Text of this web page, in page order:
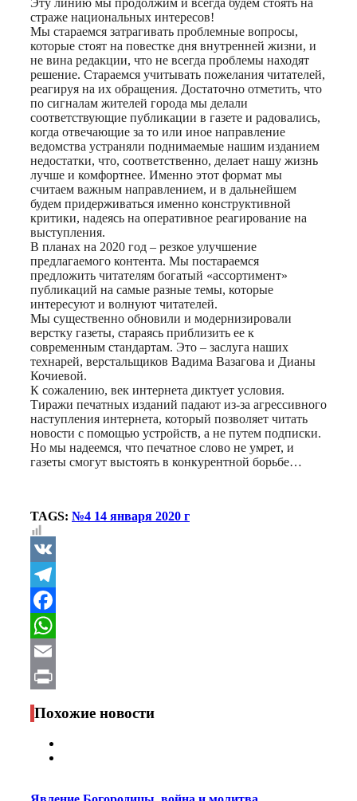
страже национальных интересов!
Мы стараемся затрагивать проблемные вопросы,
которые стоят на повестке дня внутренней жизни, и
не вина редакции, что не всегда проблемы находят
решение. Стараемся учитывать пожелания читателей,
реагируя на их обращения. Достаточно отметить, что
по сигналам жителей города мы делали
соответствующие публикации в газете и радовались,
когда отвечающие за то или иное направление
ведомства устраняли поднимаемые нашим изданием
недостатки, что, соответственно, делает нашу жизнь
лучше и комфортнее. Именно этот формат мы
считаем важным направлением, и в дальнейшем
будем придерживаться именно конструктивной
критики, надеясь на оперативное реагирование на
выступления.
В планах на 2020 год – резкое улучшение
предлагаемого контента. Мы постараемся
предложить читателям богатый «ассортимент»
публикаций на самые разные темы, которые
интересуют и волнуют читателей.
Мы существенно обновили и модернизировали
верстку газеты, стараясь приблизить ее к
современным стандартам. Это – заслуга наших
технарей, верстальщиков Вадима Вазагова и Дианы
Кочиевой.
К сожалению, век интернета диктует условия.
Тиражи печатных изданий падают из-за агрессивного
наступления интернета, который позволяет читать
новости с помощью устройств, а не путем подписки.
Но мы надеемся, что печатное слово не умрет, и
газеты смогут выстоять в конкурентной борьбе…
TAGS: №4 14 января 2020 г
VK
Telegram
Facebook
WhatsApp
Email
Print
Похожие новости